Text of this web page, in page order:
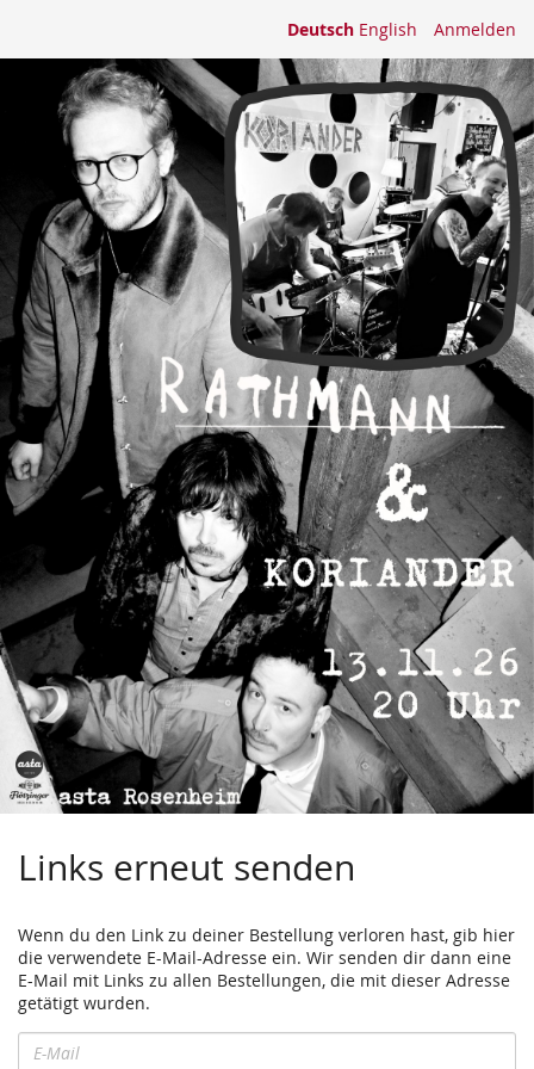
Deutsch English Anmelden
Links erneut senden
Wenn du den Link zu deiner Bestellung verloren hast, gib hier
die verwendete E-Mail-Adresse ein. Wir senden dir dann eine
E-Mail mit Links zu allen Bestellungen, die mit dieser Adresse
getätigt wurden.